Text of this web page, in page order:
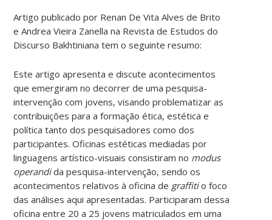
Artigo publicado por Renan De Vita Alves de Brito
e Andrea Vieira Zanella na Revista de Estudos do
Discurso Bakhtiniana tem o seguinte resumo:
Este artigo apresenta e discute acontecimentos
que emergiram no decorrer de uma pesquisa-
intervenção com jovens, visando problematizar as
contribuições para a formação ética, estética e
política tanto dos pesquisadores como dos
participantes. Oficinas estéticas mediadas por
linguagens artístico-visuais consistiram no modus
operandida pesquisa-intervenção, sendo os
acontecimentos relativos à oficina de graffitio foco
das análises aqui apresentadas. Participaram dessa
oficina entre 20 a 25 jovens matriculados em uma